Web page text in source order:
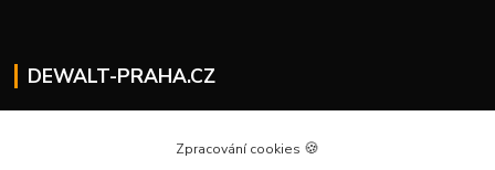
DEWALT-PRAHA.CZ
+420 224 936 535
Zpracování cookies 🍪